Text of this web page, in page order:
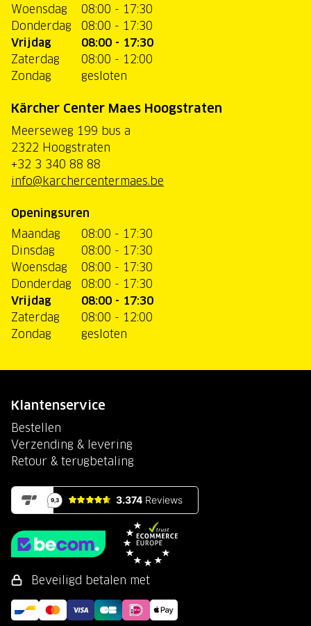
Woensdag
08:00 - 17:30
Donderdag
08:00 - 17:30
Vrijdag
08:00 - 17:30
Zaterdag
08:00 - 12:00
Zondag
gesloten
Kärcher Center Maes Hoogstraten
Meerseweg 199 bus a
2322 Hoogstraten
+32 3 340 88 88
info@karchercentermaes.be
Openingsuren
Maandag
08:00 - 17:30
Dinsdag
08:00 - 17:30
Woensdag
08:00 - 17:30
Donderdag
08:00 - 17:30
Vrijdag
08:00 - 17:30
Zaterdag
08:00 - 12:00
Zondag
gesloten
Klantenservice
Bestellen
Verzending & levering
Retour & terugbetaling
Beveiligd betalen met